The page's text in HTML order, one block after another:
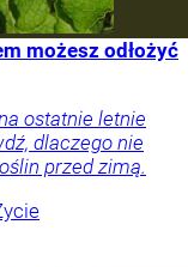
możesz odłożyć
ostatnie letnie
dlaczego nie
przed zimą.